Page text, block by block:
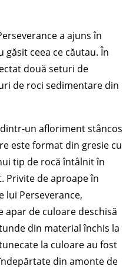
a ajuns în
ceea ce căutau. În
două seturi de
de roci sedimentare din
un afloriment stâncos
este format din gresie cu
tip de rocă întâlnit în
Privite de aproape în
lui Perseverance,
apar de culoare deschisă
din material închis la
la culoare au fost
din amonte de